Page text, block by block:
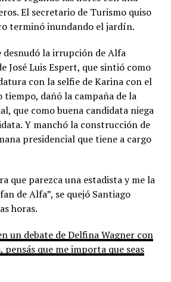
El secretario de Turismo quiso
terminó inundando el jardín.
desnudó la irrupción de Alfa
José Luis Espert, que sintió como
con la selfie de Karina con el
tiempo, dañó la campaña de la
que como buena candidata niega
Y manchó la construcción de
presidencial que tiene a cargo
que parezca una estadista y me la
de Alfa”, se quejó Santiago
horas.
un debate de Delfina Wagner con
pensás que me importa que seas